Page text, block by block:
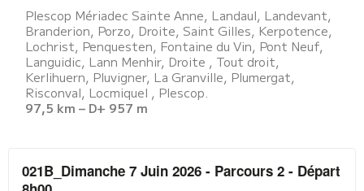
Plescop Mériadec Sainte Anne, Landaul, Landevant,
Branderion, Porzo, Droite, Saint Gilles, Kerpotence,
Lochrist, Penquesten, Fontaine du Vin, Pont Neuf,
Languidic, Lann Menhir, Droite , Tout droit,
Kerlihuern, Pluvigner, La Granville, Plumergat,
Risconval, Locmiquel , Plescop.
97,5 km – D+ 957 m